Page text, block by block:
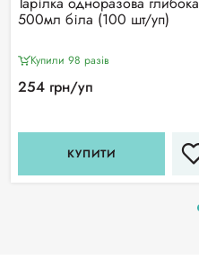
500мл біла (100 шт/уп)
Купили 98 разiв
254 грн/уп
КУПИТИ